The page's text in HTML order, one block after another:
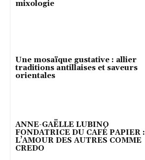
mixologie
Une mosaïque gustative : allier
traditions antillaises et saveurs
orientales
ANNE-GAËLLE LUBINO
FONDATRICE DU CAFÉ PAPIER :
L’AMOUR DES AUTRES COMME
CREDO